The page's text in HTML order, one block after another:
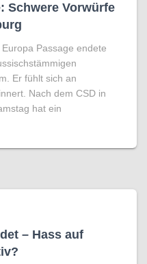
Schwere Vorwürfe
Passage endete
Er fühlt sich an
Nach dem CSD in
hat ein
– Hass auf